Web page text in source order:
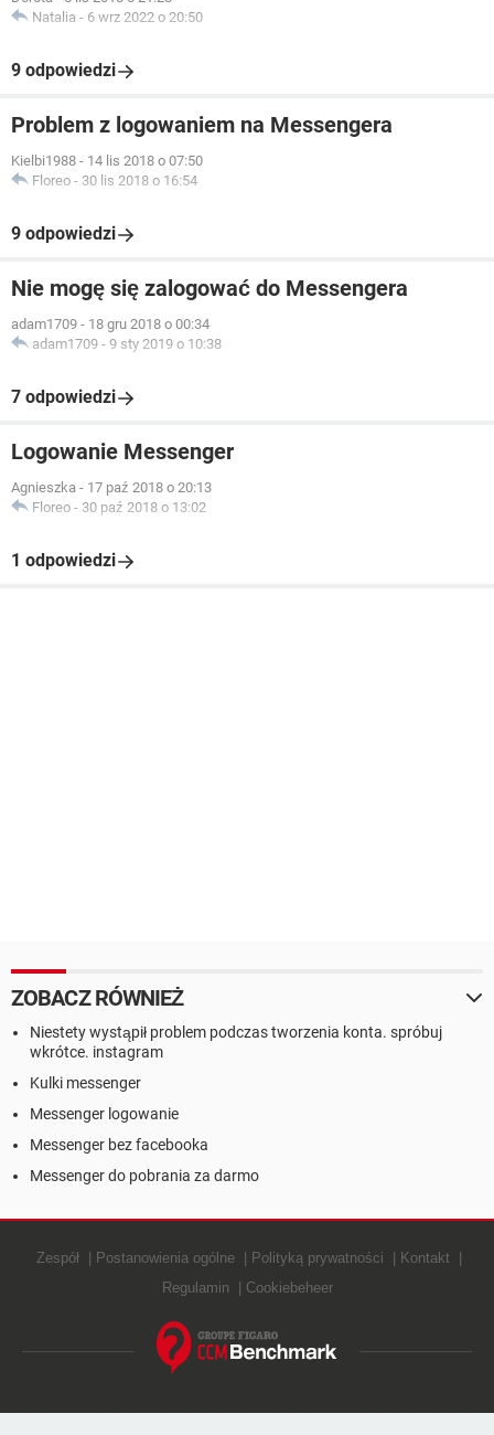
Natalia - 6 wrz 2022 o 20:50
9 odpowiedzi
Problem z logowaniem na Messengera
Kielbi1988 - 14 lis 2018 o 07:50
Floreo - 30 lis 2018 o 16:54
9 odpowiedzi
Nie mogę się zalogować do Messengera
adam1709 - 18 gru 2018 o 00:34
adam1709 - 9 sty 2019 o 10:38
7 odpowiedzi
Logowanie Messenger
Agnieszka - 17 paź 2018 o 20:13
Floreo - 30 paź 2018 o 13:02
1 odpowiedzi
ZOBACZ RÓWNIEŻ
Niestety wystąpił problem podczas tworzenia konta. spróbuj
wkrótce. instagram
Kulki messenger
Messenger logowanie
Messenger bez facebooka
Messenger do pobrania za darmo
Zespół Postanowienia ogólne Polityką prywatności
Kontakt
Regulamin
Cookiebeheer